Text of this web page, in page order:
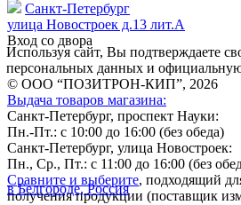
Санкт-Петербург
улица Новостроек д.13 лит.А
Вход со двора
Используя сайт, Вы подтверждаете
персональных данных и
© ООО “ПОЗИТРОН-КИП”, 2026
Выдача товаров магазина:
Санкт-Петербург, проспект Науки:
Пн.-Пт.: с 10:00 до 16:00 (без обеда)
Санкт-Петербург, улица Новостроек:
Пн., Ср., Пт.: с 11:00 до 16:00 (без
Сравните и выберите, подходящий
получения продукции (поставщик
в Белгороде, Россия